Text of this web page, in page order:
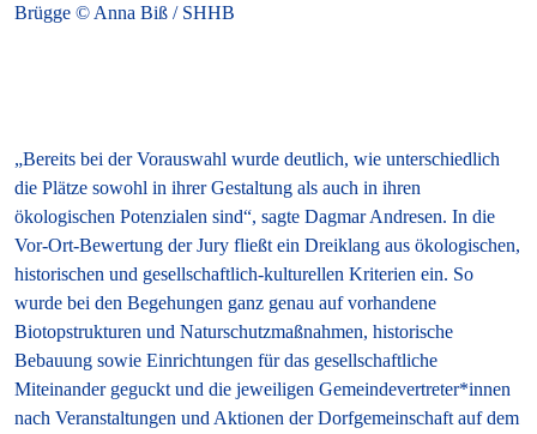
Brügge © Anna Biß / SHHB
„Bereits bei der Vorauswahl wurde deutlich, wie unterschiedlich
die Plätze sowohl in ihrer Gestaltung als auch in ihren
ökologischen Potenzialen sind“, sagte Dagmar Andresen. In die
Vor-Ort-Bewertung der Jury fließt ein Dreiklang aus ökologischen,
historischen und gesellschaftlich-kulturellen Kriterien ein. So
wurde bei den Begehungen ganz genau auf vorhandene
Biotopstrukturen und Naturschutzmaßnahmen, historische
Bebauung sowie Einrichtungen für das gesellschaftliche
Miteinander geguckt und die jeweiligen Gemeindevertreter*innen
nach Veranstaltungen und Aktionen der Dorfgemeinschaft auf dem